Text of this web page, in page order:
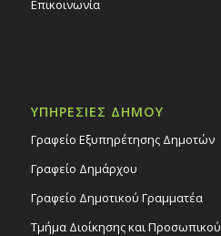
Επικοινωνία
ΥΠΗΡΕΣΙΕΣ ΔΗΜΟΥ
Γραφείο Εξυπηρέτησης Δημοτών
Γραφείο Δημάρχου
Γραφείο Δημοτικού Γραμματέα
Τμήμα Διοίκησης και Προσωπικού